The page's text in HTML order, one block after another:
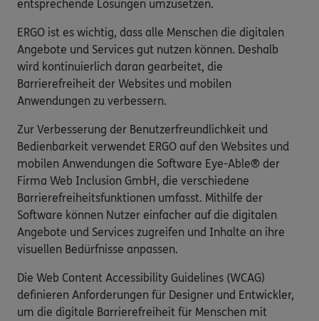
entsprechende Lösungen umzusetzen.
ERGO ist es wichtig, dass alle Menschen die digitalen
Angebote und Services gut nutzen können. Deshalb
wird kontinuierlich daran gearbeitet, die
Barrierefreiheit der Websites und mobilen
Anwendungen zu verbessern.
Zur Verbesserung der Benutzerfreundlichkeit und
Bedienbarkeit verwendet ERGO auf den Websites und
mobilen Anwendungen die Software Eye-Able® der
Firma Web Inclusion GmbH, die verschiedene
Barrierefreiheitsfunktionen umfasst. Mithilfe der
Software können Nutzer einfacher auf die digitalen
Angebote und Services zugreifen und Inhalte an ihre
visuellen Bedürfnisse anpassen.
Die Web Content Accessibility Guidelines (WCAG)
definieren Anforderungen für Designer und Entwickler,
um die digitale Barrierefreiheit für Menschen mit